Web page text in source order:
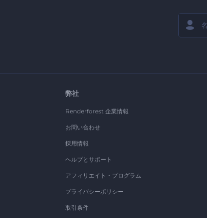
弊社
Renderforest 企業情報
お問い合わせ
採用情報
ヘルプとサポート
アフィリエイト・プログラム
プライバシーポリシー
取引条件